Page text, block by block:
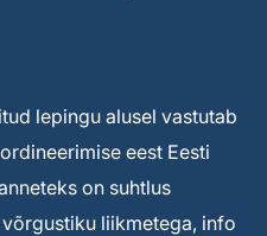
lepingu alusel vastutab
eest Eesti
on suhtlus
liikmetega, info